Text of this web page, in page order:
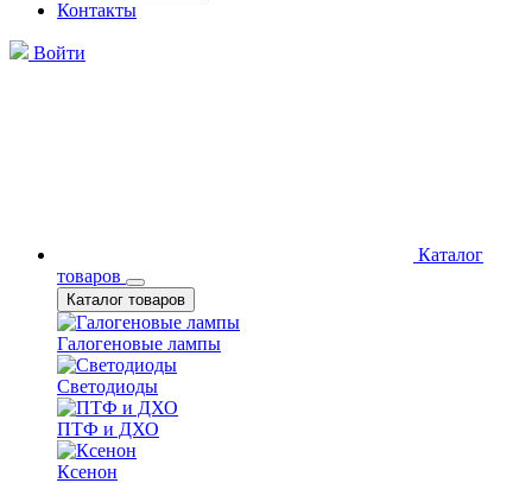
Контакты
Войти
Каталог
товаров
Каталог товаров
Галогеновые лампы
Светодиоды
ПТФ и ДХО
Ксенон